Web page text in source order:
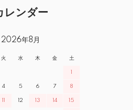
レンダー
2026年8月
火 水 木 金 土
1
4 5 6 7 8
11 12 13 14 15